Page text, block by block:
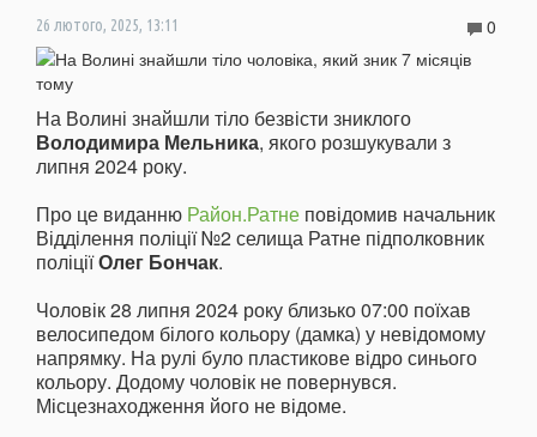
26 лютого, 2025, 13:11 0
На Волині знайшли тіло безвісти зниклого
Володимира Мельника, якого розшукували з
липня 2024 року.
Про це виданню Район.Ратне повідомив начальник
Відділення поліції №2 селища Ратне підполковник
поліціїОлег Бончак.
Чоловік 28 липня 2024 року близько 07:00 поїхав
велосипедом білого кольору (дамка) у невідомому
напрямку. На рулі було пластикове відро синього
кольору. Додому чоловік не повернувся.
Місцезнаходження його не відоме.